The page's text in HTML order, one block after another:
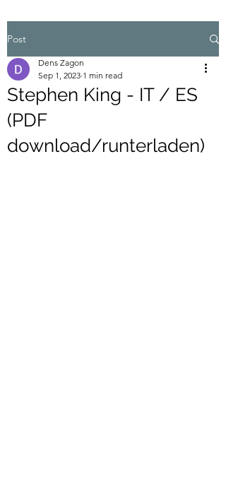
Post
Stephen King - IT / ES
(PDF
download/runterladen)
Dens Zagon
Sep 1, 2023 1 min read